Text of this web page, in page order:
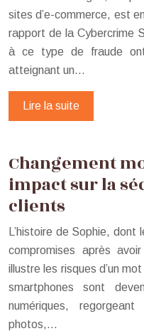
sites d’e-commerce, est
rapport de la Cybercrime
à ce type de fraude
atteignant un…
Lire la suite
Changement
impact sur la
clients
L’histoire de Sophie,
compromises après
illustre les risques d’un
smartphones sont
numériques, regorgeant
photos,…